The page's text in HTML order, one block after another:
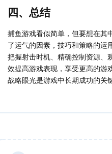
四、总结
捕鱼游戏看似简单，但要想在其
了运气的因素，技巧和策略的运
把握射击时机、精确控制资源、
效提高游戏表现，享受更高的游
战略眼光是游戏中长期成功的关键